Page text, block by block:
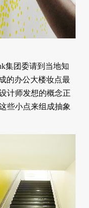
集团委请到当地知
的办公大楼妆点最
计师发想的概念正
些小点来组成抽象